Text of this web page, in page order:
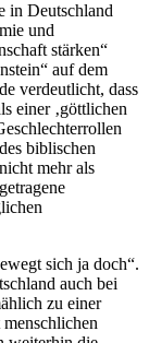
in Deutschland
und
stärken“
auf dem
verdeutlicht, dass
einer ‚göttlichen
biblischen
mehr als
sich ja doch“.
auch bei
zu einer